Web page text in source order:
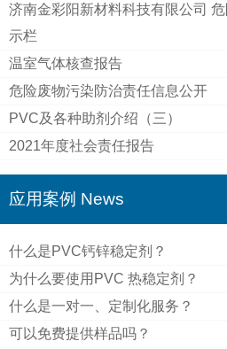
济南金彩阳新材料科技有限公司
示栏
温室气体核查报告
危险废物污染防治责任信息公开
PVC及各种助剂介绍（三）
2021年度社会责任报告
应用案例 News
什么是PVC钙锌稳定剂？
为什么要使用PVC 热稳定剂？
什么是一对一、定制化服务？
可以免费提供样品吗？